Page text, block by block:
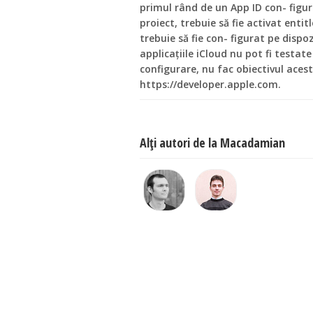
primul rând de un App ID con-
proiect, trebuie să fie activat
trebuie să fie con- figurat pe
applicațiile iCloud nu pot fi
configurare, nu fac obiectivul
https://developer.apple.com.
Alţi autori de la Macadamian